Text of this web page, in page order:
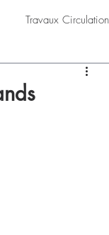
Travaux Circulation
A la une